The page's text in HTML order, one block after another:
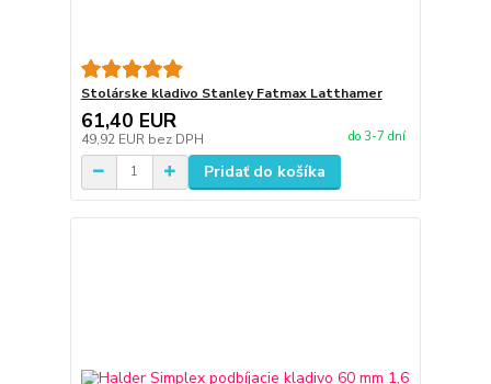
Stolárske kladivo Stanley Fatmax Latthamer
61,40 EUR
49,92 EUR bez DPH do 3-7 dní
Pridať do košíka